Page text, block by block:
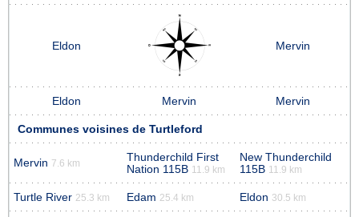
Eldon Mervin
Eldon Mervin Mervin
Communes voisines de Turtleford
Mervin 7.6 km
Thunderchild First
Nation 115B 11.9 km
New Thunderchild
115B 11.9 km
Turtle River 25.3 km Edam 25.4 km Eldon 30.5 km